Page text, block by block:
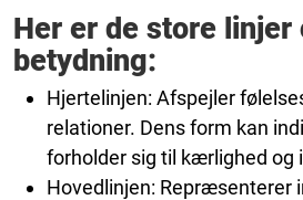
Her er de store linjer
betydning:
Hjertelinjen: Afspejler
relationer. Dens form kan
forholder sig til kærlighed og
Hovedlinjen: Repræsenterer